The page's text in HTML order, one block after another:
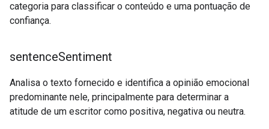
categoria para classificar o conteúdo e uma pontuação de
confiança.
sentenceSentiment
Analisa o texto fornecido e identifica a opinião emocional
predominante nele, principalmente para determinar a
atitude de um escritor como positiva, negativa ou neutra.